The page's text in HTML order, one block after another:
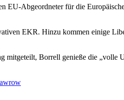
EU-Abgeordneter für die
EKR. Hinzu kommen einige
mitgeteilt, Borrell genieße die „volle